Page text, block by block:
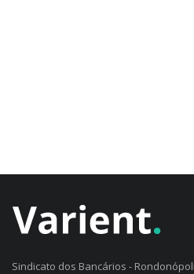
Sindicato dos Bancários -